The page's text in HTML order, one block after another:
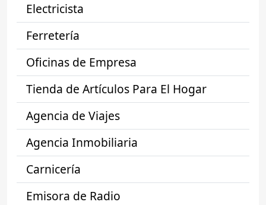
Electricista
Ferretería
Oficinas de Empresa
Tienda de Artículos Para El Hogar
Agencia de Viajes
Agencia Inmobiliaria
Carnicería
Emisora de Radio